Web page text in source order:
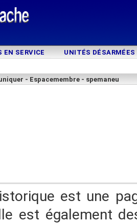
EN SERVICE UNITÉS DÉSARMÉES
- Espacemembre - spemaneu
est une
est également